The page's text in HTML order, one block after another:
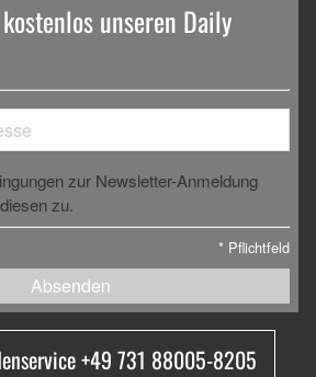
unseren Daily
zur Newsletter-Anmeldung
zu.
* Pflichtfeld
Absenden
+49 731 88005-8205